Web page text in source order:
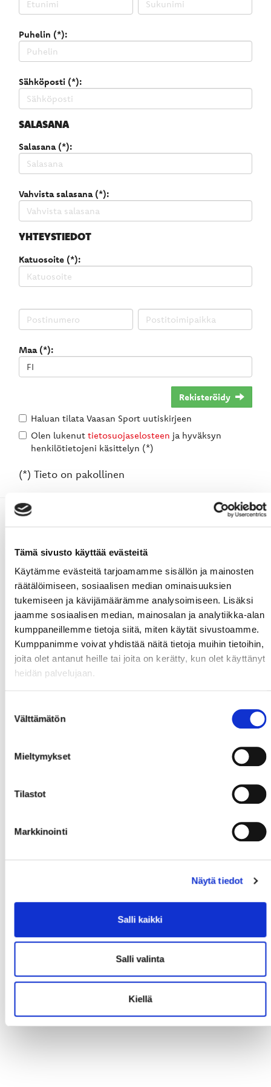
Tämä sivusto käyttää evästeitä
Käytämme evästeitä tarjoamamme sisällön ja mainosten
räätälöimiseen, sosiaalisen median ominaisuuksien
tukemiseen ja kävijämäärämme analysoimiseen. Lisäksi
jaamme sosiaalisen median, mainosalan ja analytiikka-alan
kumppaneillemme tietoja siitä, miten käytät sivustoamme.
Kumppanimme voivat yhdistää näitä tietoja muihin tietoihin,
joita olet antanut heille tai joita on kerätty, kun olet käyttänyt
heidän palvelujaan.
valinta
Välttämätön
Mieltymykset
Tilastot
Markkinointi
Näytä tiedot
Salli kaikki
Salli valinta
Kiellä
Puhelin (*):
Sähköposti (*):
SALASANA
Salasana (*):
Vahvista salasana (*):
YHTEYSTIEDOT
Katuosoite (*):
Maa (*):
Rekisteröidy
Haluan tilata Vaasan Sport uutiskirjeen
Olen lukenut tietosuojaselosteen ja hyväksyn
henkilötietojeni käsittelyn (*)
(*) Tieto on pakollinen